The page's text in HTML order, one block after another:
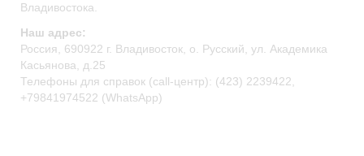
Владивостока.
Наш адрес:
Россия, 690922 г. Владивосток, о. Русский, ул. Академика
Касьянова, д.25
Телефоны для справок (call-центр): (423) 2239422,
+79841974522 (WhatsApp)